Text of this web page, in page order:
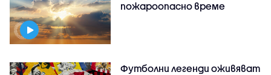
пожароопасно време
Футболни легенди оживяват